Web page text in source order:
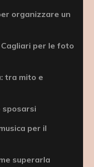
organizzare un
per le foto
tra mito e
sposarsi
per il
superarla